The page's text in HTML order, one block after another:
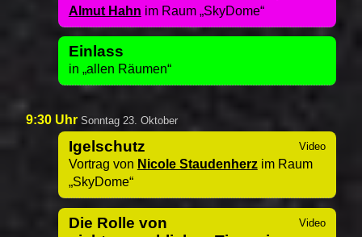
Almut Hahn im Raum SkyDome
Einlass
in allen Räumen
9:30 Uhr Sonntag 23. Oktober
Igelschutz
Vortrag von Nicole Staudenherzim Raum
SkyDome
Die Rolle von